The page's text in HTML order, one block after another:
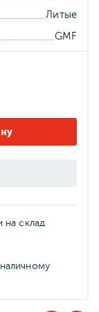
Литые
GMF
на склад